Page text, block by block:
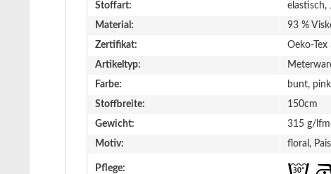
Stoffart:
elastisch,
Material:
93 %
Zertifikat:
Oeko-
Artikeltyp:
Farbe:
bunt, pink
Stoffbreite:
150cm
Gewicht:
315 g/lfm
Motiv:
floral,
Pflege: